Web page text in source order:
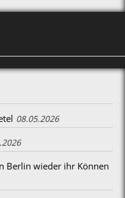
08.05.2026
Berlin wieder ihr Können